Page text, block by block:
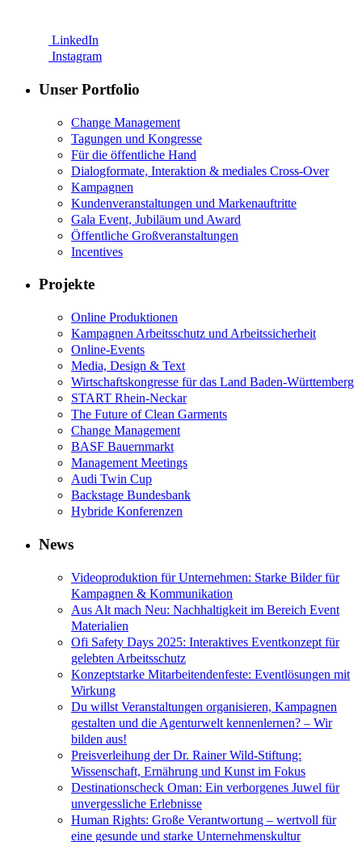
LinkedIn
Instagram
Unser Portfolio
Change Management
Tagungen und Kongresse
Für die öffentliche Hand
Dialogformate, Interaktion & mediales Cross-Over
Kampagnen
Kundenveranstaltungen und Markenauftritte
Gala Event, Jubiläum und Award
Öffentliche Großveranstaltungen
Incentives
Projekte
Online Produktionen
Kampagnen Arbeitsschutz und Arbeitssicherheit
Online-Events
Media, Design & Text
Wirtschaftskongresse für das Land Baden-Württemberg
START Rhein-Neckar
The Future of Clean Garments
Change Management
BASF Bauernmarkt
Management Meetings
Audi Twin Cup
Backstage Bundesbank
Hybride Konferenzen
News
Videoproduktion für Unternehmen: Starke Bilder für
Kampagnen & Kommunikation
Aus Alt mach Neu: Nachhaltigkeit im Bereich Event
Materialien
Ofi Safety Days 2025: Interaktives Eventkonzept für
gelebten Arbeitsschutz
Konzeptstarke Mitarbeitendenfeste: Eventlösungen mit
Wirkung
Du willst Veranstaltungen organisieren, Kampagnen
gestalten und die Agenturwelt kennenlernen? – Wir
bilden aus!
Preisverleihung der Dr. Rainer Wild-Stiftung:
Wissenschaft, Ernährung und Kunst im Fokus
Destinationscheck Oman: Ein verborgenes Juwel für
unvergessliche Erlebnisse
Human Rights: Große Verantwortung – wertvoll für
eine gesunde und starke Unternehmenskultur